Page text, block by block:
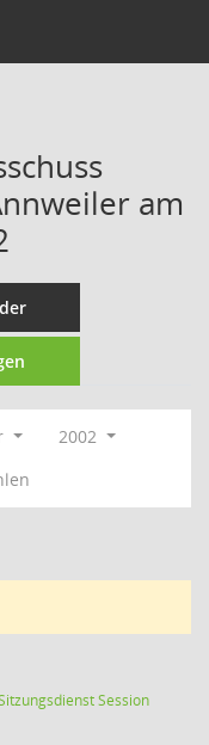
am
2002
Session(Wird in